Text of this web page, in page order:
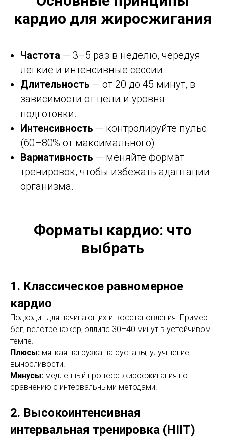
кардио для жиросжигания
Частота — 3–5 раз в неделю, чередуя
лёгкие и интенсивные сессии.
Длительность — от 20 до 45 минут, в
зависимости от цели и уровня
подготовки.
Интенсивность — контролируйте пульс
(60–80% от максимального).
Вариативность — меняйте формат
тренировок, чтобы избежать адаптации
организма.
Форматы кардио: что
выбрать
1. Классическое равномерное
кардио
Подходит для начинающих и восстановления. Пример:
бег, велотренажёр, эллипс 30–40 минут в устойчивом
темпе.
Плюсы: мягкая нагрузка на суставы, улучшение
выносливости.
Минусы: медленный процесс жиросжигания по
сравнению с интервальными методами.
2. Высокоинтенсивная
интервальная тренировка (HIIT)